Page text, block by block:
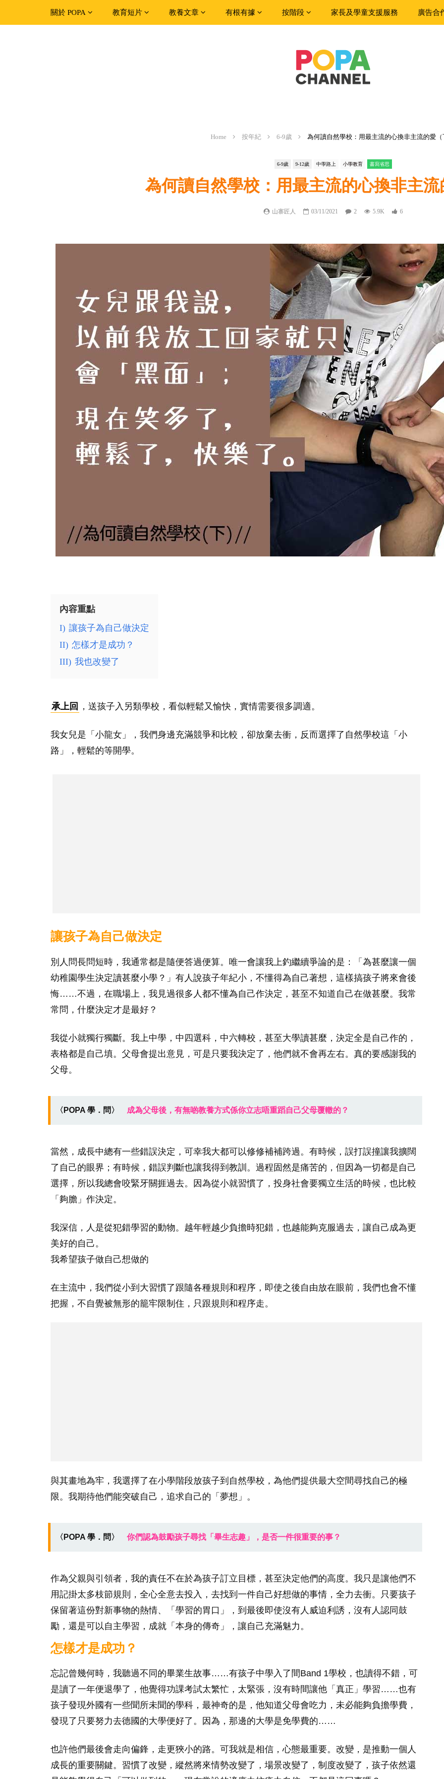
關於 POPA 教育短片 教養文章 有根有據 按階段 家長及學童支援服務 廣告合
Home 按年紀 6-9歲 為何讀自然學校：用最主流的心換非主流的愛（
6-9歲 9-12歲 中學路上 小學教育 書寫省思
為何讀自然學校：用最主流的心換非主
山寨匠人 03/11/2021 2 5.9K 6
內容重點
I) 讓孩子為自己做決定
II) 怎樣才是成功？
III) 我也改變了
承上回 ，送孩子入另類學校，看似輕鬆又愉快，實情需要很多調適。
我女兒是「小龍女」，我們身邊充滿競爭和比較，卻放棄去衝，反而選擇了自然學校這「小
路」，輕鬆的等開學。
讓孩子為自己做決定
別人問長問短時，我通常都是隨便答過便算。唯一會讓我上釣繼續爭論的是：「為甚麼讓一個
幼稚園學生決定讀甚麼小學？」有人說孩子年紀小，不懂得為自己著想，這樣搞孩子將來會後
悔……不過，在職場上，我見過很多人都不懂為自己作決定，甚至不知道自己在做甚麼。我常
常問，什麼決定才是最好？
我從小就獨行獨斷。我上中學，中四選科，中六轉校，甚至大學讀甚麼，決定全是自己作的，
表格都是自己填。父母會提出意見，可是只要我決定了，他們就不會再左右。真的要感謝我的
父母。
〈POPA 學．問〉 成為父母後，有無啲教養方式係你立志唔重蹈自己父母覆轍的？
當然，成長中總有一些錯誤決定，可幸我大都可以修修補補跨過。有時候，誤打誤撞讓我擴闊
了自己的眼界；有時候，錯誤判斷也讓我得到教訓。過程固然是痛苦的，但因為一切都是自己
選擇，所以我總會咬緊牙關捱過去。因為從小就習慣了，投身社會要獨立生活的時候，也比較
「夠膽」作決定。
我深信，人是從犯錯學習的動物。越年輕越少負擔時犯錯，也越能夠克服過去，讓自己成為更
美好的自己。
我希望孩子做自己想做的
在主流中，我們從小到大習慣了跟隨各種規則和程序，即使之後自由放在眼前，我們也會不懂
把握，不自覺被無形的籠牢限制住，只跟規則和程序走。
與其畫地為牢，我選擇了在小學階段放孩子到自然學校，為他們提供最大空間尋找自己的極
限。我期待他們能突破自己，追求自己的「夢想」。
〈POPA 學．問〉 你們認為鼓勵孩子尋找「畢生志趣」，是否一件很重要的事？
作為父親與引領者，我的責任不在於為孩子訂立目標，甚至決定他們的高度。我只是讓他們不
用記掛太多枝節規則，全心全意去投入，去找到一件自己好想做的事情，全力去衝。只要孩子
保留著這份對新事物的熱情、「學習的胃口」，到最後即使沒有人威迫利誘，沒有人認同鼓
勵，還是可以自主學習，成就「本身的傳奇」，讓自己充滿魅力。
怎樣才是成功？
忘記曾幾何時，我聽過不同的畢業生故事……有孩子中學入了間Band 1學校，也讀得不錯，可
是讀了一年便退學了，他覺得功課考試太繁忙，太緊張，沒有時間讓他「真正」學習……也有
孩子發現外國有一些聞所未聞的學科，最神奇的是，他知道父母會吃力，未必能夠負擔學費，
發現了只要努力去德國的大學便好了。因為，那邊的大學是免學費的……
也許他們最後會走向偏鋒，走更狹小的路。可我就是相信，心態最重要。改變，是推動一個人
成長的重要關鍵。習慣了改變，縱然將來情勢改變了，場景改變了，制度改變了，孩子依然還